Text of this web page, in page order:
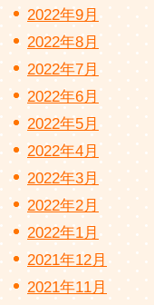
2022年9月
2022年8月
2022年7月
2022年6月
2022年5月
2022年4月
2022年3月
2022年2月
2022年1月
2021年12月
2021年11月